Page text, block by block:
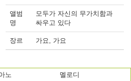
앨범
명
모두가 자신의 무가치함과
싸우고 있다
장르 가요, 가요
노
멜로디